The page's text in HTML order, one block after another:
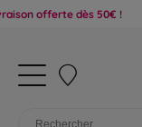
dès 50€ !